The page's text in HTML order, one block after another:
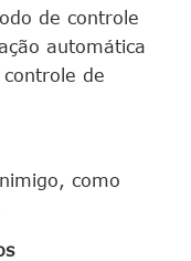
de controle
automática
de
como